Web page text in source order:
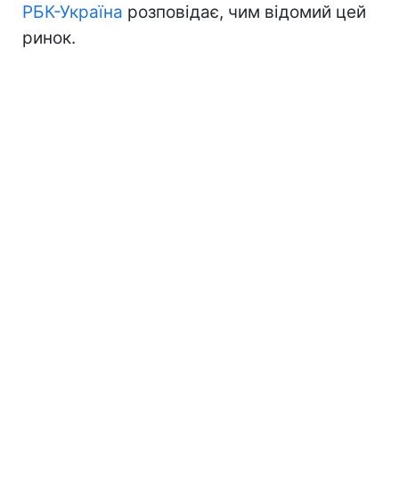
РБК-Україна розповідає, чим відомий цей
ринок.